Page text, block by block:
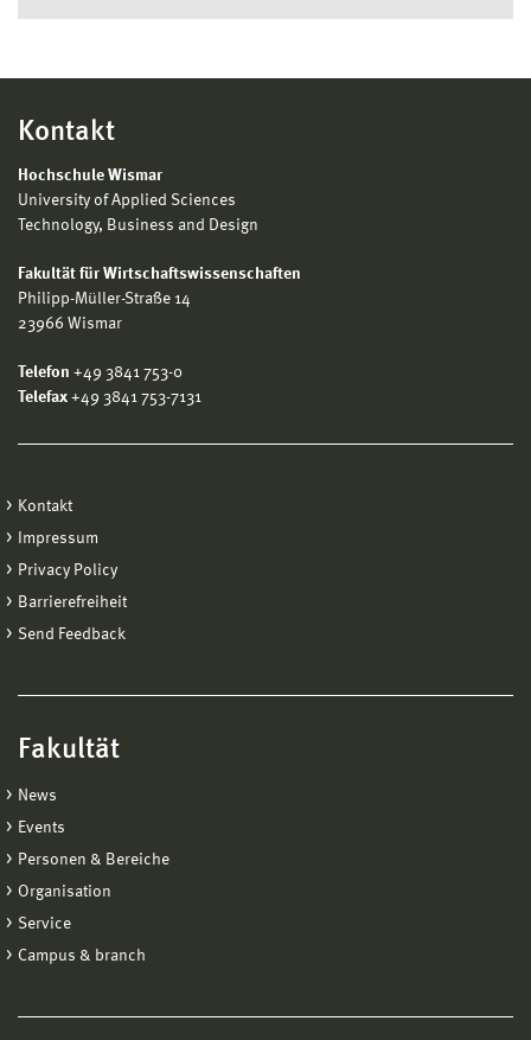
Kontakt
Hochschule Wismar
University of Applied Sciences
Technology, Business and Design
Fakultät für Wirtschaftswissenschaften
Philipp-Müller-Straße 14
23966 Wismar
Telefon +49 3841 753-0
Telefax +49 3841 753-7131
Kontakt
Impressum
Privacy Policy
Barrierefreiheit
Send Feedback
Fakultät
News
Events
Personen & Bereiche
Organisation
Service
Campus & branch